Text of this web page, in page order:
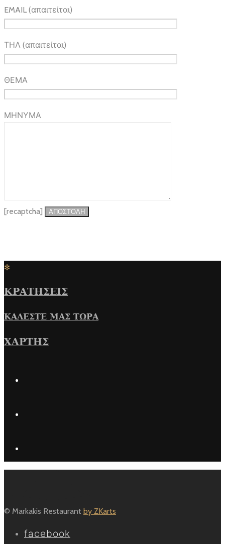
EMAIL (απαιτείται)
ΤΗΛ (απαιτείται)
ΘΕΜΑ
ΜΗΝΥΜΑ
[recaptcha]
✻
ΚΡΑΤΗΣΕΙΣ
ΚΑΛΕΣΤΕ ΜΑΣ ΤΩΡΑ
ΧΑΡΤΗΣ
© Markakis Restaurant by ZKarts
facebook